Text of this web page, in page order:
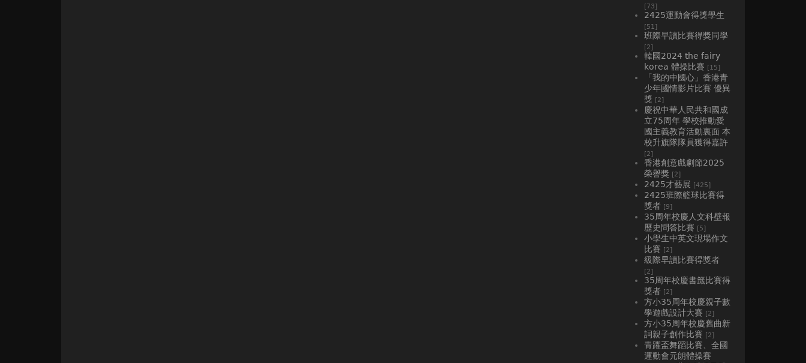
[73]
2425運動會得獎學生
[51]
班際早讀比賽得獎同學
[2]
韓國2024 the fairy
korea 體操比賽 [15]
「我的中國心」香港青
少年國情影片比賽 優異
獎 [2]
慶祝中華人民共和國成
立75周年 學校推動愛
國主義教育活動裏面 本
校升旗隊隊員獲得嘉許
[2]
香港創意戲劇節2025
榮譽獎 [2]
2425才藝展 [425]
2425班際籃球比賽得
獎者 [9]
35周年校慶人文科壁報
歷史問答比賽 [5]
小學生中英文現場作文
比賽 [2]
級際早讀比賽得獎者
[2]
35周年校慶書籤比賽得
獎者 [2]
方小35周年校慶親子數
學遊戲設計大賽 [2]
方小35周年校慶舊曲新
詞親子創作比賽 [2]
青躍盃舞蹈比賽、全國
運動會元朗體操賽